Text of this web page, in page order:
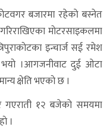
बजारमा रहेकाे बस्नेत
माेटरसाइकलमा
इन्चार्ज सई रमेश
भयाे ।आगजनीवाट दुई ओटा
क्षेति भएकाे छ ।
गएराती १२ बजेकाे समयमा
।